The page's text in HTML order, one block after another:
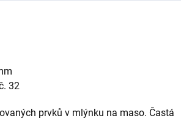
32
prvků v mlýnku na maso. Častá